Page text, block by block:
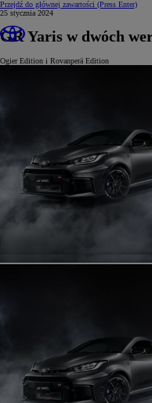
Przejdź do głównej zawartości (Press Enter)
25 stycznia 2024
GR Yaris w dwóch
Ogier Edition i Rovanperä Edition